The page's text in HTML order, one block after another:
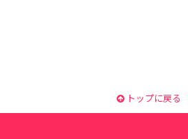
トップに戻る